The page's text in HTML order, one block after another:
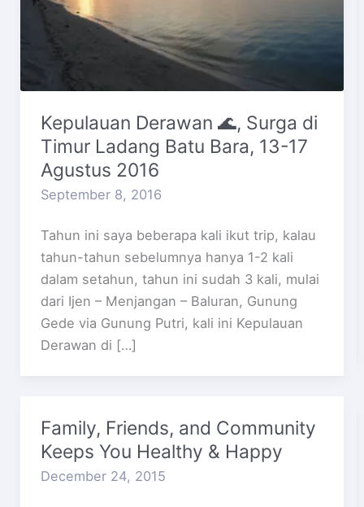
Kepulauan Derawan 🌊, Surga di
Timur Ladang Batu Bara, 13-17
Agustus 2016
September 8, 2016
Tahun ini saya beberapa kali ikut trip, kalau
tahun-tahun sebelumnya hanya 1-2 kali
dalam setahun, tahun ini sudah 3 kali, mulai
dari Ijen – Menjangan – Baluran, Gunung
Gede via Gunung Putri, kali ini Kepulauan
Derawan di […]
Family, Friends, and Community
Keeps You Healthy & Happy
December 24, 2015